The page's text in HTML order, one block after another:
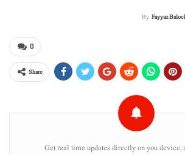
By Fayyaz
0
Share
Get real time updates directly on you device,